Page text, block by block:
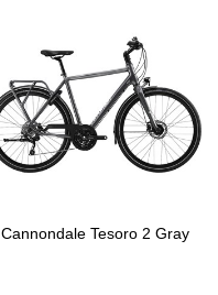
Cannondale Tesoro 2 Gray